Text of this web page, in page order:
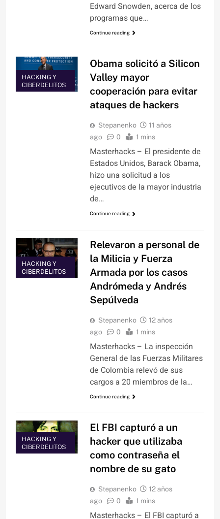
Edward Snowden, acerca de los
programas que…
Continue reading
HACKING Y
CIBERDELITOS
Obama solicitó a Silicon
Valley mayor
cooperación para evitar
ataques de hackers
Stepanenko
11 años
ago
0 1 mins
Masterhacks – El presidente de
Estados Unidos, Barack Obama,
hizo una solicitud a los
ejecutivos de la mayor industria
de…
Continue reading
HACKING Y
CIBERDELITOS
Relevaron a personal de
la Milicia y Fuerza
Armada por los casos
Andrómeda y Andrés
Sepúlveda
Stepanenko
12 años
ago
0 1 mins
Masterhacks – La inspección
General de las Fuerzas Militares
de Colombia relevó de sus
cargos a 20 miembros de la…
Continue reading
HACKING Y
CIBERDELITOS
El FBI capturó a un
hacker que utilizaba
como contraseña el
nombre de su gato
Stepanenko
12 años
ago
0 1 mins
Masterhacks – El FBI capturó a